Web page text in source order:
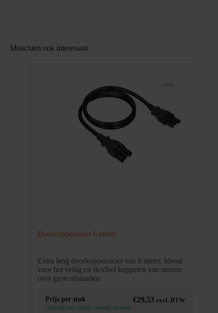
Misschien ook interessant
Doorkoppelsnoer 6 meter
Extra lang doorkoppelsnoer van 6 meter. Ideaal
voor het veilig en flexibel koppelen van stroom
over grote afstanden.
Prijs per stuk €29,53 excl. BTW
Ontvang een scherp voorstel op maat